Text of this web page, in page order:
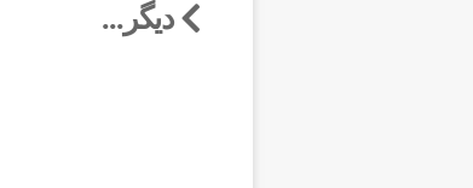
دیگر...